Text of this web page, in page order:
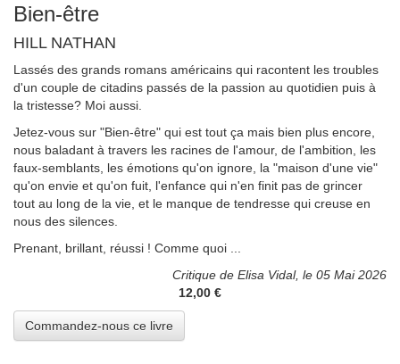
Bien-être
HILL NATHAN
Lassés des grands romans américains qui racontent les troubles
d'un couple de citadins passés de la passion au quotidien puis à
la tristesse? Moi aussi.
Jetez-vous sur "Bien-être" qui est tout ça mais bien plus encore,
nous baladant à travers les racines de l'amour, de l'ambition, les
faux-semblants, les émotions qu'on ignore, la "maison d'une vie"
qu'on envie et qu'on fuit, l'enfance qui n'en finit pas de grincer
tout au long de la vie, et le manque de tendresse qui creuse en
nous des silences.
Prenant, brillant, réussi ! Comme quoi ...
Critique de Elisa Vidal, le 05 Mai 2026
12,00 €